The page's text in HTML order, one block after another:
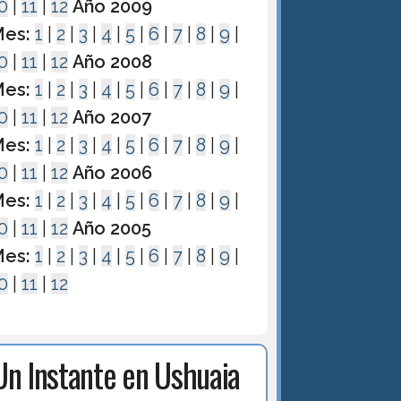
|11 |12 Año 2009
1 2 3 4 5 |6 7 |8 |9
|11 |12 Año 2008
1 2 3 4 5 |6 7 |8 |9
|11 |12 Año 2007
1 2 3 4 5 |6 7 |8 |9
|11 |12 Año 2006
1 2 3 4 5 |6 7 |8 |9
|11 |12 Año 2005
1 2 3 4 5 |6 7 |8 |9
|11 |12
Instante en Ushuaia